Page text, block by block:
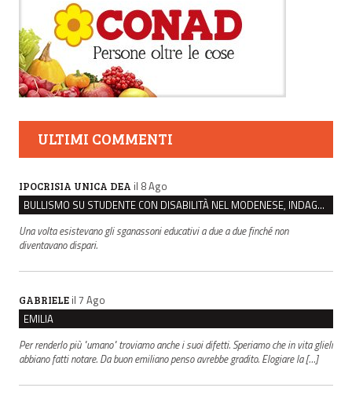
ULTIMI COMMENTI
IPOCRISIA UNICA DEA il 8 Ago
BULLISMO SU STUDENTE CON DISABILITÀ NEL MODENESE, INDAGATI DUE RAGAZZI DI 16 ANNI
Una volta esistevano gli sganassoni educativi a due a due finché non
diventavano dispari.
GABRIELE il 7 Ago
EMILIA
Per renderlo più "umano" troviamo anche i suoi difetti. Speriamo che in vita glieli
abbiano fatti notare. Da buon emiliano penso avrebbe gradito. Elogiare la […]